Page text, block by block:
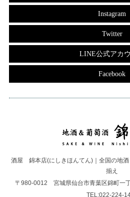
Instagram
Twitter
LINE公式アカ
Facebook
酒屋 錦本店(にしきほんてん)｜全国の地酒
揃え
〒980-0012 宮城県仙台市青葉区錦町一
TEL:022-224-